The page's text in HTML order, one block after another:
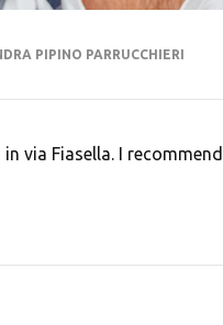
PIPINO PARRUCCHIERI
via Fiasella. I